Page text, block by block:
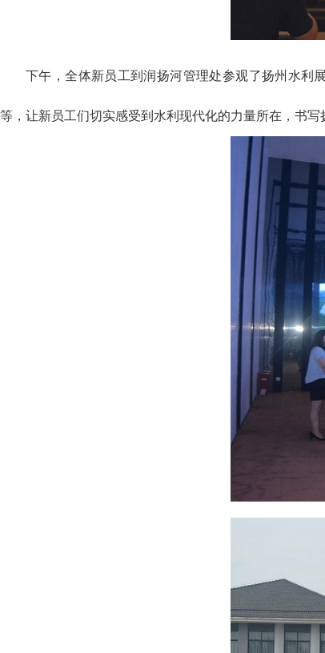
下午，全体新员工到润扬河管理处参观了扬州水利
等，让新员工们切实感受到水利现代化的力量所在，书写